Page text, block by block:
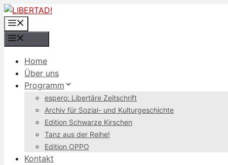
Zum
Inhalt
springen
Home
Über uns
Programm
espero: Libertäre Zeitschrift
Archiv für Sozial- und Kulturgeschichte
Edition Schwarze Kirschen
Tanz aus der Reihe!
Edition OPPO
Kontakt